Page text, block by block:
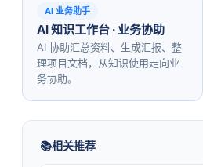
AI 业务助手
AI 知识工作台 · 业务协助
AI 协助汇总资料、生成汇报、整
理项目文档，从知识使用走向业
务协助。
相关推荐